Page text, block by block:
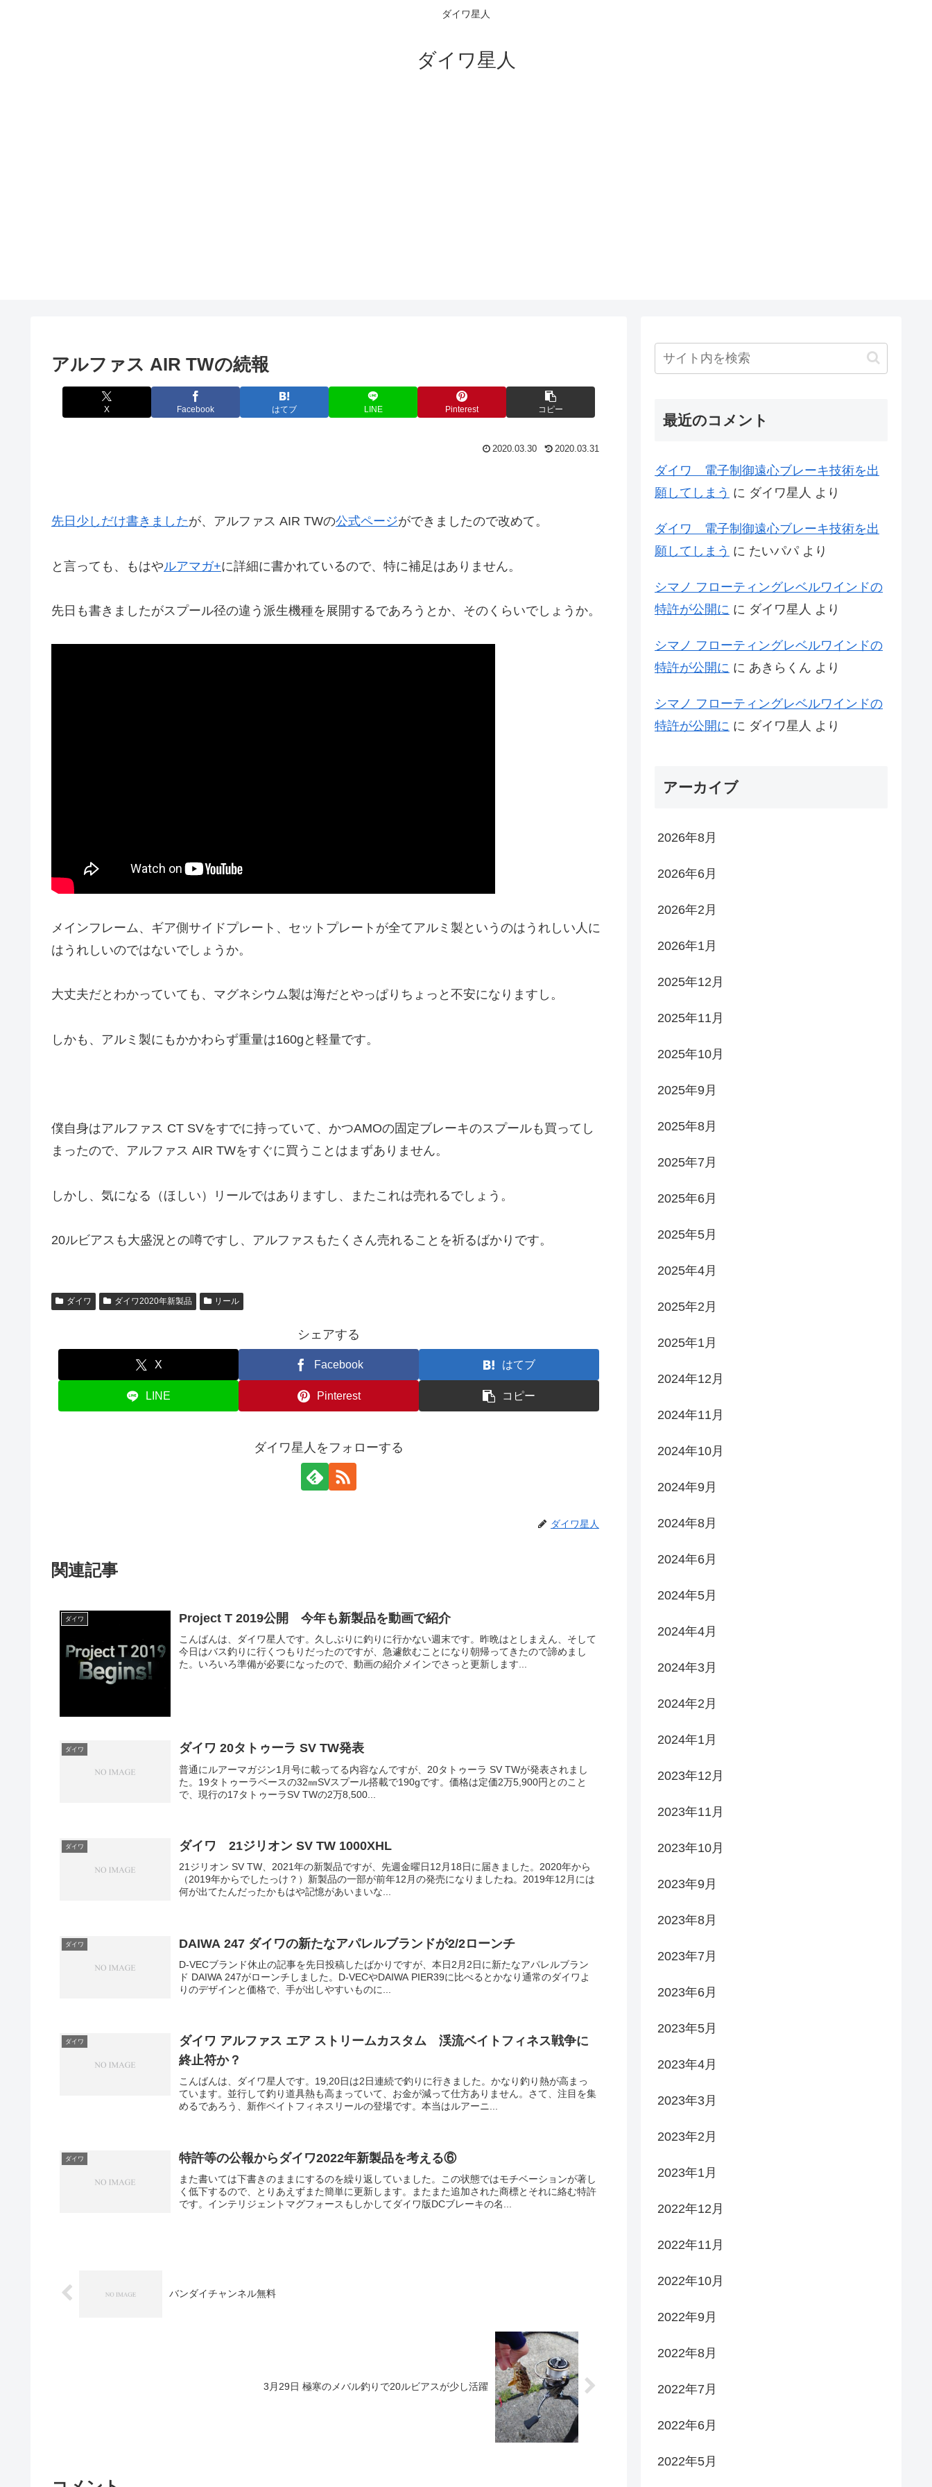
ダイワ星人
ダイワ星人
アルファス AIR TWの続報
X Facebook はてブ LINE Pinterest コピー
2020.03.30 2020.03.31
先日少しだけ書きましたが、アルファス AIR TWの公式ページができましたので改めて。
と言っても、もはやルアマガ+に詳細に書かれているので、特に補足はありません。
先日も書きましたがスプール径の違う派生機種を展開するであろうとか、そのくらいでしょうか。
メインフレーム、ギア側サイドプレート、セットプレートが全てアルミ製というのはうれしい人に
はうれしいのではないでしょうか。
大丈夫だとわかっていても、マグネシウム製は海だとやっぱりちょっと不安になりますし。
しかも、アルミ製にもかかわらず重量は160gと軽量です。
僕自身はアルファス CT SVをすでに持っていて、かつAMOの固定ブレーキのスプールも買ってし
まったので、アルファス AIR TWをすぐに買うことはまずありません。
しかし、気になる（ほしい）リールではありますし、またこれは売れるでしょう。
20ルビアスも大盛況との噂ですし、アルファスもたくさん売れることを祈るばかりです。
ダイワ ダイワ2020年新製品 リール
シェアする
X Facebook はてブ
LINE Pinterest コピー
ダイワ星人をフォローする
ダイワ星人
関連記事
ダイワ Project T 2019公開 今年も新製品を動画で紹介
こんばんは、ダイワ星人です。久しぶりに釣りに行かない週末です。昨晩はとしまえん、そして
今日はバス釣りに行くつもりだったのですが、急遽飲むことになり朝帰ってきたので諦めまし
た。いろいろ準備が必要になったので、動画の紹介メインでさっと更新します...
ダイワ ダイワ 20タトゥーラ SV TW発表
普通にルアーマガジン1月号に載ってる内容なんですが、20タトゥーラ SV TWが発表されまし
た。19タトゥーラベースの32㎜SVスプール搭載で190gです。価格は定価2万5,900円とのこと
で、現行の17タトゥーラSV TWの2万8,500...
ダイワ ダイワ 21ジリオン SV TW 1000XHL
21ジリオン SV TW、2021年の新製品ですが、先週金曜日12月18日に届きました。2020年から
（2019年からでしたっけ？）新製品の一部が前年12月の発売になりましたね。2019年12月には
何が出てたんだったかもはや記憶があいまいな...
ダイワ DAIWA 247 ダイワの新たなアパレルブランドが2/2ローンチ
D-VECブランド休止の記事を先日投稿したばかりですが、本日2月2日に新たなアパレルブラン
ド DAIWA 247がローンチしました。D-VECやDAIWA PIER39に比べるとかなり通常のダイワよ
りのデザインと価格で、手が出しやすいものに...
ダイワ
ダイワ アルファス エア ストリームカスタム 渓流ベイトフィネス戦争に
終止符か？
こんばんは、ダイワ星人です。19,20日は2日連続で釣りに行きました。かなり釣り熱が高まっ
ています。並行して釣り道具熱も高まっていて、お金が減って仕方ありません。さて、注目を集
めるであろう、新作ベイトフィネスリールの登場です。本当はルアーニ...
ダイワ 特許等の公報からダイワ2022年新製品を考える⑥
また書いては下書きのままにするのを繰り返していました。この状態ではモチベーションが著し
く低下するので、とりあえずまた簡単に更新します。またまた追加された商標とそれに絡む特許
です。インテリジェントマグフォースもしかしてダイワ版DCブレーキの名...
バンダイチャンネル無料
3月29日 極寒のメバル釣りで20ルビアスが少し活躍
最近のコメント
ダイワ 電子制御遠心ブレーキ技術を出
願してしまう に ダイワ星人 より
ダイワ 電子制御遠心ブレーキ技術を出
願してしまう に たいパパより
シマノ フローティングレベルワインドの
特許が公開に に ダイワ星人 より
シマノ フローティングレベルワインドの
特許が公開に に あきらくん より
シマノ フローティングレベルワインドの
特許が公開に に ダイワ星人 より
アーカイブ
2026年8月
2026年6月
2026年2月
2026年1月
2025年12月
2025年11月
2025年10月
2025年9月
2025年8月
2025年7月
2025年6月
2025年5月
2025年4月
2025年2月
2025年1月
2024年12月
2024年11月
2024年10月
2024年9月
2024年8月
2024年6月
2024年5月
2024年4月
2024年3月
2024年2月
2024年1月
2023年12月
2023年11月
2023年10月
2023年9月
2023年8月
2023年7月
2023年6月
2023年5月
2023年4月
2023年3月
2023年2月
2023年1月
2022年12月
2022年11月
2022年10月
2022年9月
2022年8月
2022年7月
2022年6月
2022年5月